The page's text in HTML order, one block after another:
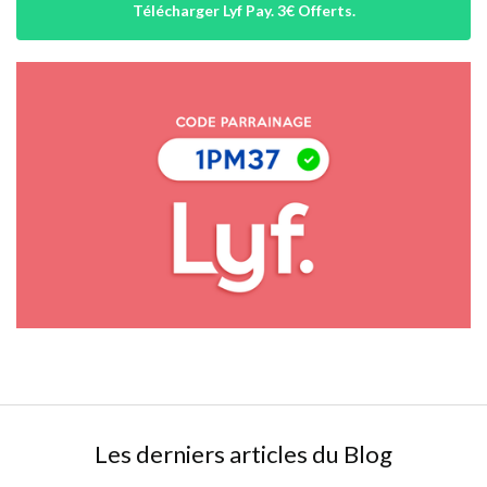
Télécharger Lyf Pay. 3€ Offerts.
Lyf Pay
Les derniers articles du Blog